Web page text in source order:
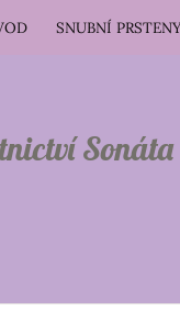
Sonáta
SNUBNÍ